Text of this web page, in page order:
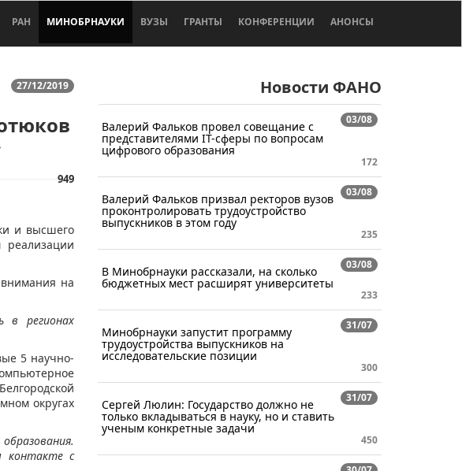
РАН МИНОБРНАУКИ ВУЗЫ ГРАНТЫ КОНФЕРЕНЦИИ АНОНСЫ
27/12/2019
949
и высшего
на
в регионах
5 научно-
округах
контакте с
Новости ФАНО
03/08
Валерий Фальков провел совещание с
представителями IT-сферы по вопросам
цифрового образования
172
03/08
Валерий Фальков призвал ректоров вузов
проконтролировать трудоустройство
выпускников в этом году
235
03/08
В Минобрнауки рассказали, на сколько
бюджетных мест расширят университеты
233
31/07
Минобрнауки запустит программу
трудоустройства выпускников на
исследовательские позиции
300
31/07
Сергей Люлин: Государство должно не
только вкладываться в науку, но и ставить
ученым конкретные задачи
450